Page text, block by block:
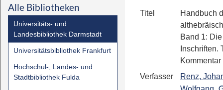
Alle Bibliotheken
Universitäts- und
Landesbibliothek Darmstadt
Universitätsbibliothek Frankfurt
Hochschul-, Landes- und
Stadtbibliothek Fulda
Titel
Handbuch
Band 1:
Inschriften.
Kommentar
Verfasser
Renz,